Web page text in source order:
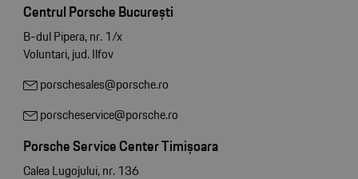
Centrul Porsche București
B-dul Pipera, nr. 1/x
Voluntari, jud. Ilfov
porschesales@porsche.ro
porscheservice@porsche.ro
Porsche Service Center Timișoara
Calea Lugojului, nr. 136